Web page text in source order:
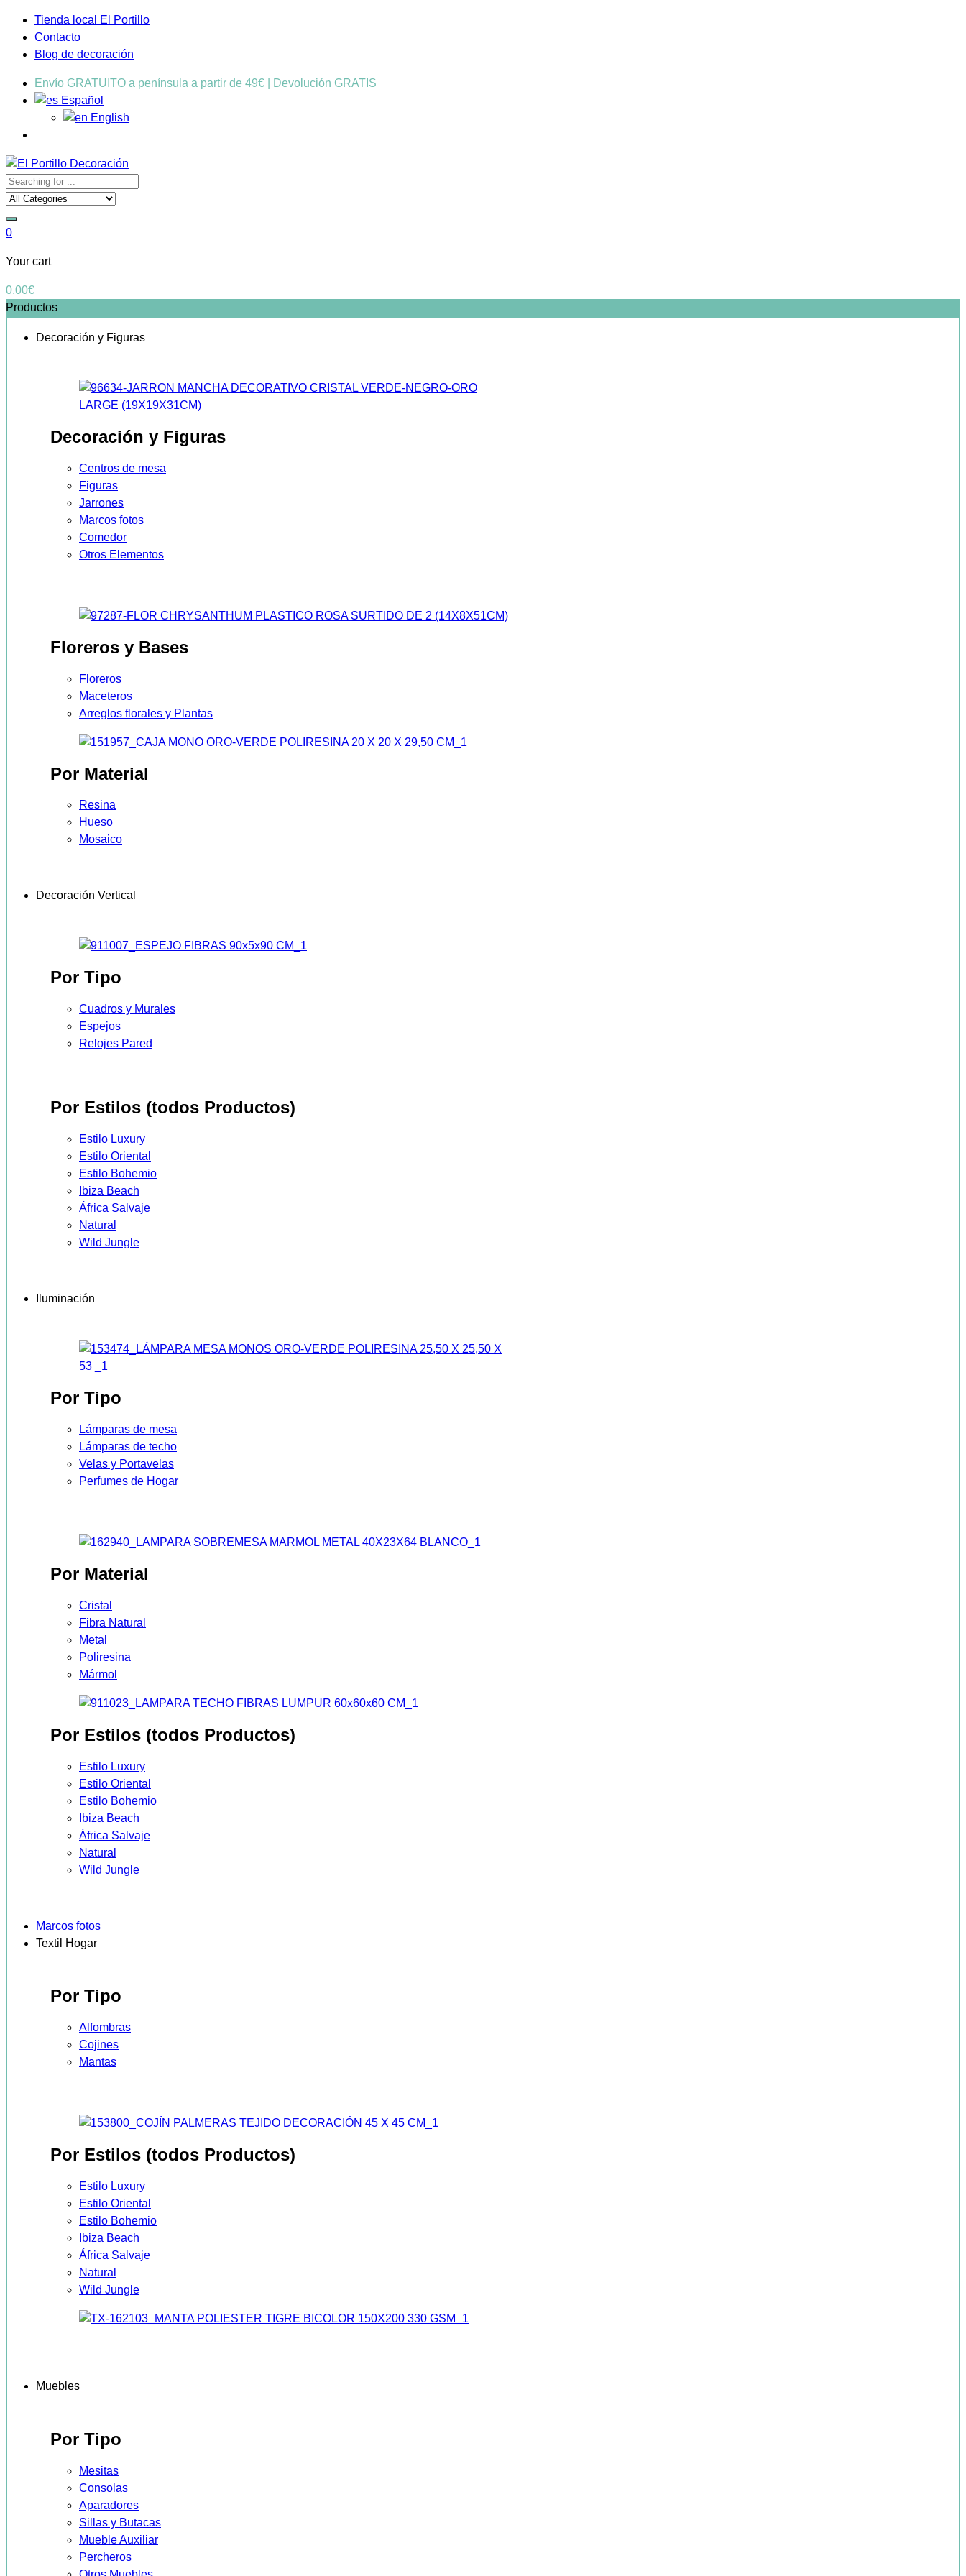
Tienda local El Portillo
Contacto
Blog de decoración
Envío GRATUITO a península a partir de 49€ | Devolución GRATIS
Español
English
0
Your cart
0,00€
Productos
Decoración y Figuras
Decoración y Figuras
Centros de mesa
Figuras
Jarrones
Marcos fotos
Comedor
Otros Elementos
Floreros y Bases
Floreros
Maceteros
Arreglos florales y Plantas
Por Material
Resina
Hueso
Mosaico
Decoración Vertical
Por Tipo
Cuadros y Murales
Espejos
Relojes Pared
Por Estilos (todos Productos)
Estilo Luxury
Estilo Oriental
Estilo Bohemio
Ibiza Beach
África Salvaje
Natural
Wild Jungle
Iluminación
Por Tipo
Lámparas de mesa
Lámparas de techo
Velas y Portavelas
Perfumes de Hogar
Por Material
Cristal
Fibra Natural
Metal
Poliresina
Mármol
Por Estilos (todos Productos)
Estilo Luxury
Estilo Oriental
Estilo Bohemio
Ibiza Beach
África Salvaje
Natural
Wild Jungle
Marcos fotos
Textil Hogar
Por Tipo
Alfombras
Cojines
Mantas
Por Estilos (todos Productos)
Estilo Luxury
Estilo Oriental
Estilo Bohemio
Ibiza Beach
África Salvaje
Natural
Wild Jungle
Muebles
Por Tipo
Mesitas
Consolas
Aparadores
Sillas y Butacas
Mueble Auxiliar
Percheros